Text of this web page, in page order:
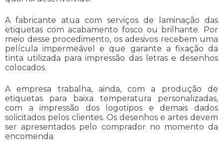
A fabricante atua com serviços de laminação das
etiquetas com acabamento fosco ou brilhante. Por
meio desse procedimento, os adesivos recebem uma
película impermeável e que garante a fixação da
tinta utilizada para impressão das letras e desenhos
colocados.
A empresa trabalha, ainda, com a produção de
etiquetas para baixa temperatura personalizadas,
com a impressão dos logotipos e demais dados
solicitados pelos clientes. Os desenhos e artes devem
ser apresentados pelo comprador no momento da
encomenda.